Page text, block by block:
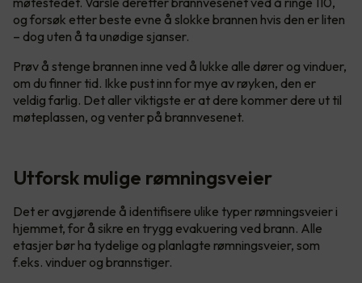
og forsøk etter beste evne å slokke brannen hvis den er liten
– dog uten å ta unødige sjanser.
Prøv å stenge brannen inne ved å lukke alle dører og vinduer,
om du finner tid. Ikke pust inn for mye av røyken, den er
veldig farlig. Det aller viktigste er at dere kommer dere ut til
møteplassen, og venter på brannvesenet.
Utforsk mulige rømningsveier
Det er avgjørende å identifisere ulike typer rømningsveier i
hjemmet, for å sikre en trygg evakuering ved brann. Alle
etasjer bør ha tydelige og planlagte rømningsveier, som
f.eks. vinduer og brannstiger.